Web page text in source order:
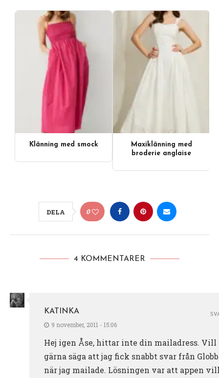
Klänning med smock
Maxiklänning med
broderie anglaise
DELA 0
4 KOMMENTARER
KATINKA
9 november, 2011 - 15:06
Hej igen Åse, hittar inte din mailadress. Vill
gärna säga att jag fick snabbt svar från
när jag mailade. Lösningen var att appen